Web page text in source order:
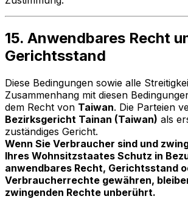
15. Anwendbares Recht
Gerichtsstand
Diese Bedingungen sowie alle
Zusammenhang mit diesen
dem Recht von Taiwan. Die Parteien
Bezirksgericht Tainan (Taiwan) als
zuständiges Gericht.
Wenn Sie Verbraucher sind und
Ihres Wohnsitzstaates Schutz in
anwendbares Recht, Gerichtsstand
Verbraucherrechte gewähren,
zwingenden Rechte unberührt.